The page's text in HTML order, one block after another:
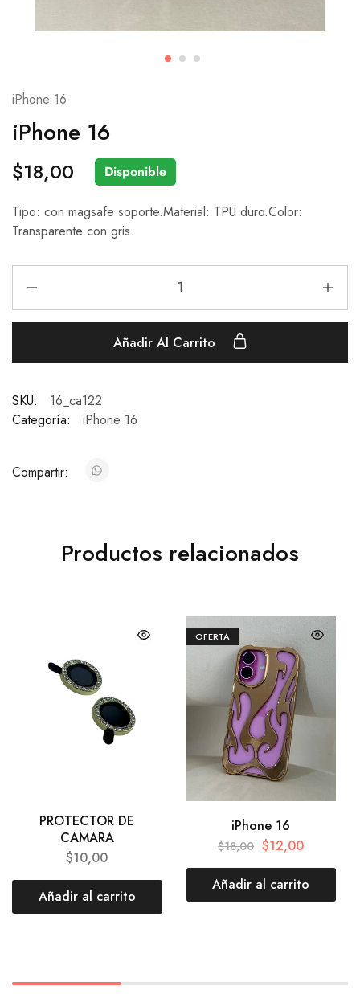
iPhone 16
iPhone 16
$18,00 Disponible
Tipo: con magsafe soporte.Material: TPU duro.Color:
Transparente con gris.
Añadir Al Carrito
SKU:
16_ca122
Categoría:
iPhone 16
Compartir:
Productos relacionados
PROTECTOR DE
CAMARA
$10,00
Añadir al carrito
OFERTA
iPhone 16
$18,00 $12,00
Añadir al carrito